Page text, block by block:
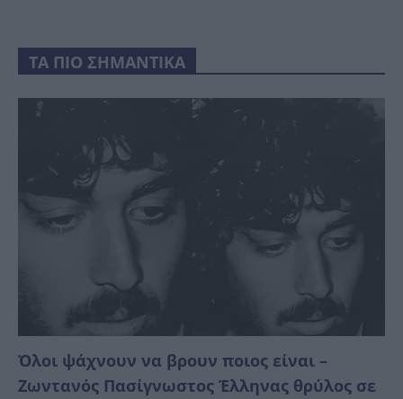
ΤΑ ΠΙΟ ΣΗΜΑΝΤΙΚΑ
Όλοι ψάχνουν να βρουν ποιος είναι –
Ζωντανός Πασίγνωστος Έλληνας θρύλος σε